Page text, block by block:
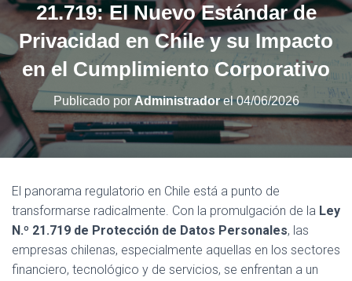
21.719: El Nuevo Estándar de
Privacidad en Chile y su Impacto
en el Cumplimiento Corporativo
Publicado porAdministradorel04/06/2026
El panorama regulatorio en Chile está a punto de
transformarse radicalmente. Con la promulgación de la Ley
N.º 21.719 de Protección de Datos Personales, las
empresas chilenas, especialmente aquellas en los sectores
financiero, tecnológico y de servicios, se enfrentan a un